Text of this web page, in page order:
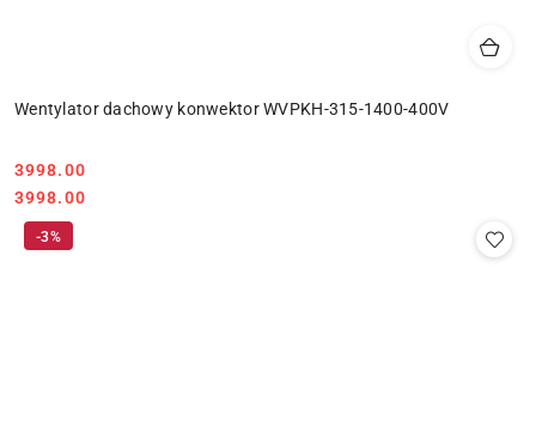
Wentylator dachowy konwektor WVPKH-315-1400-400V
Cena:
3998.00
Cena:
3998.00
-3%